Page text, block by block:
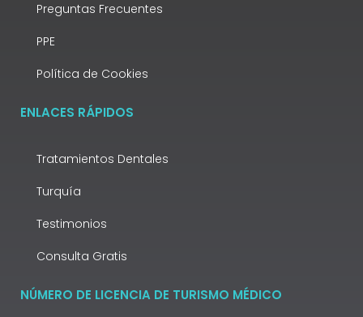
Preguntas Frecuentes
PPE
Política de Cookies
ENLACES RÁPIDOS
Tratamientos Dentales
Turquía
Testimonios
Consulta Gratis
NÚMERO DE LICENCIA DE TURISMO MÉDICO